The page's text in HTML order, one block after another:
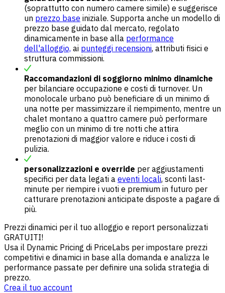
(soprattutto con numero camere simile) e suggerisce
un prezzo base iniziale. Supporta anche un modello di
prezzo base guidato dal mercato, regolato
dinamicamente in base alla performance
dell'alloggio, ai punteggi recensioni, attributi fisici e
struttura commissioni.
Raccomandazioni di soggiorno minimo dinamiche
per bilanciare occupazione e costi di turnover. Un
monolocale urbano può beneficiare di un minimo di
una notte per massimizzare il riempimento, mentre un
chalet montano a quattro camere può performare
meglio con un minimo di tre notti che attira
prenotazioni di maggior valore e riduce i costi di
pulizia.
personalizzazioni e override per aggiustamenti
specifici per data legati a eventi locali, sconti last-
minute per riempire i vuoti e premium in futuro per
catturare prenotazioni anticipate disposte a pagare di
più.
Prezzi dinamici per il tuo alloggio e report personalizzati
GRATUITI!
Usa il Dynamic Pricing di PriceLabs per impostare prezzi
competitivi e dinamici in base alla domanda e analizza le
performance passate per definire una solida strategia di
prezzo.
Crea il tuo account